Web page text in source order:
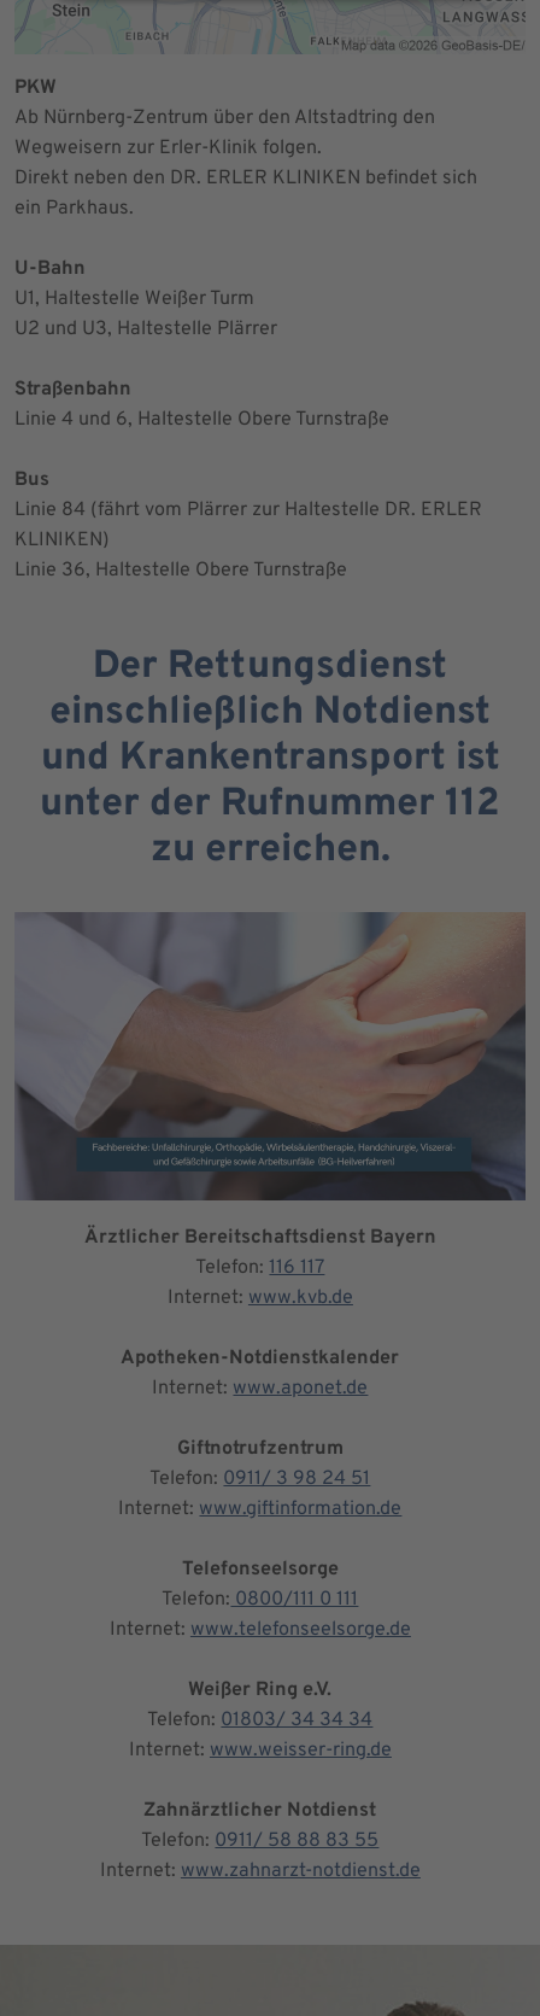
PKW
Ab Nürnberg-Zentrum über den Altstadtring den
Wegweisern zur Erler-Klinik folgen.
Direkt neben den DR. ERLER KLINIKEN befindet sich
ein Parkhaus.
U-Bahn
U1, Haltestelle Weißer Turm
U2 und U3, Haltestelle Plärrer
Straßenbahn
Linie 4 und 6, Haltestelle Obere Turnstraße
Bus
Linie 84 (fährt vom Plärrer zur Haltestelle DR. ERLER
KLINIKEN)
Linie 36, Haltestelle Obere Turnstraße
Der Rettungsdienst
einschließlich Notdienst
und Krankentransport ist
unter der Rufnummer 112
zu erreichen.
Ärztlicher Bereitschaftsdienst Bayern
Telefon:116 117
Internet: www.kvb.de
Apotheken-Notdienstkalender
Internet: www.aponet.de
Giftnotrufzentrum
Telefon: 0911/ 3 98 24 51
Internet: www.giftinformation.de
Telefonseelsorge
Telefon: 0800/111 0 111
Internet: www.telefonseelsorge.de
Weißer Ring e.V.
Telefon: 01803/ 34 34 34
Internet: www.weisser-ring.de
Zahnärztlicher Notdienst
Telefon: 0911/ 58 88 83 55
Internet: www.zahnarzt-notdienst.de